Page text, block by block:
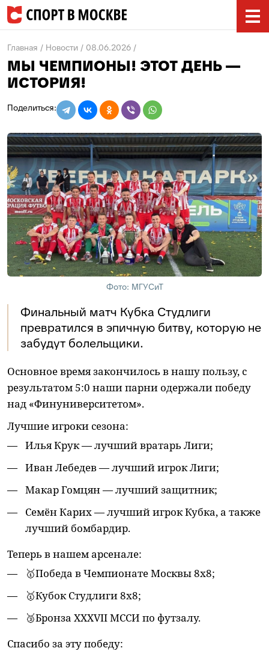
Главная Новости 08.06.2026
МЫ ЧЕМПИОНЫ! ЭТОТ ДЕНЬ —
ИСТОРИЯ!
Фото: МГУСиТ
Финальный матч Кубка Студлиги
превратился в эпичную битву, которую не
забудут болельщики.
Основное время закончилось в нашу пользу, с
результатом 5:0 наши парни одержали победу
над «Финуниверситетом».
Лучшие игроки сезона:
Илья Крук — лучший вратарь Лиги;
Иван Лебедев — лучший игрок Лиги;
Макар Гомцян — лучший защитник;
Семён Карих — лучший игрок Кубка, а также
лучший бомбардир.
Теперь в нашем арсенале:
🥇Победа в Чемпионате Москвы 8х8;
🥇Кубок Студлиги 8х8;
🥉Бронза XXXVII МССИ по футзалу.
Спасибо за эту победу: